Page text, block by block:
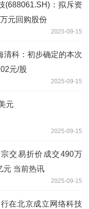
(688061.SH)：拟斥资
元回购股份
2025-09-15
清科：初步确定的本次
元/股
2025-09-15
元
2025-09-15
交易折价成交490万
元 当前热讯
2025-09-15
在北京成立网络科技